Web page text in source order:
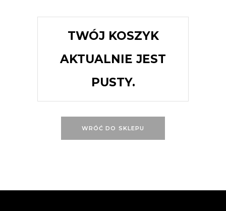
TWÓJ KOSZYK
AKTUALNIE JEST
PUSTY.
WRÓĆ DO SKLEPU